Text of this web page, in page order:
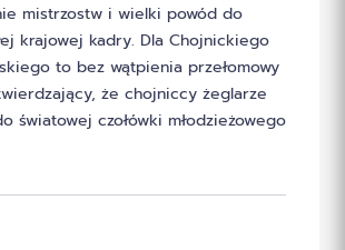
mistrzostw i wielki powód do
krajowej kadry. Dla Chojnickiego
to bez wątpienia przełomowy
że chojniccy żeglarze
światowej czołówki młodzieżowego